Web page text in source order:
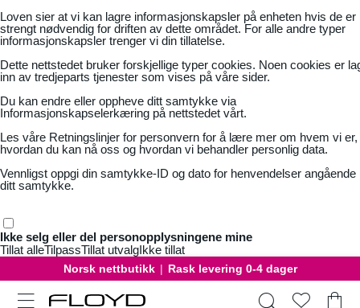
Loven sier at vi kan lagre informasjonskapsler på enheten hvis de er
strengt nødvendig for driften av dette området. For alle andre typer
informasjonskapsler trenger vi din tillatelse.
Dette nettstedet bruker forskjellige typer cookies. Noen cookies er
inn av tredjeparts tjenester som vises på våre sider.
Du kan endre eller oppheve ditt samtykke via
Informasjonskapselerkæring på nettstedet vårt.
Les våre Retningslinjer for personvern for å lære mer om hvem vi er,
hvordan du kan nå oss og hvordan vi behandler personlig data.
Vennligst oppgi din samtykke-ID og dato for henvendelser angående
ditt samtykke.
Ikke selg eller del personopplysningene mine
Tillat alleTilpassTillat utvalgIkke tillat
Norsk nettbutikk | Rask levering 0-4 dager